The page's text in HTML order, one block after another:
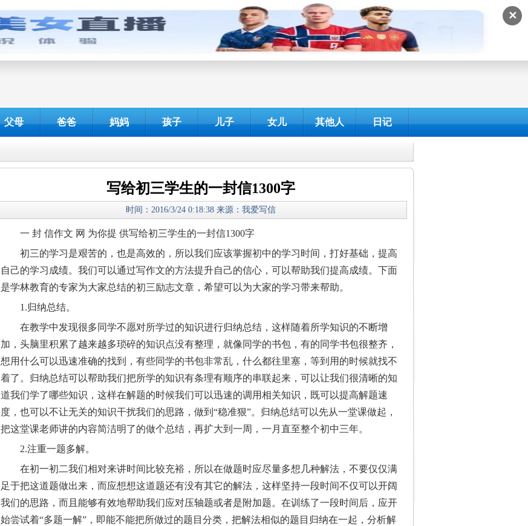
✕
父母 爸爸 妈妈 孩子 儿子 女儿 其他人 日记
写给初三学生的一封信1300字
时间：2016/3/24 0:18:38 来源：我爱写信
一 封 信作文 网 为你提 供写给初三学生的一封信1300字
初三的学习是艰苦的，也是高效的，所以我们应该掌握初中的学习时间，打好基础，提高
自己的学习成绩。我们可以通过写作文的方法提升自己的信心，可以帮助我们提高成绩。下面
是学林教育的专家为大家总结的初三励志文章，希望可以为大家的学习带来帮助。
1.归纳总结。
在教学中发现很多同学不愿对所学过的知识进行归纳总结，这样随着所学知识的不断增
加，头脑里积累了越来越多琐碎的知识点没有整理，就像同学的书包，有的同学书包很整齐，
想用什么可以迅速准确的找到，有些同学的书包非常乱，什么都往里塞，等到用的时候就找不
着了。归纳总结可以帮助我们把所学的知识有条理有顺序的串联起来，可以让我们很清晰的知
道我们学了哪些知识，这样在解题的时候我们可以迅速的调用相关知识，既可以提高解题速
度，也可以不让无关的知识干扰我们的思路，做到“稳准狠”。归纳总结可以先从一堂课做起，
把这堂课老师讲的内容简洁明了的做个总结，再扩大到一周，一月直至整个初中三年。
2.注重一题多解。
在初一初二我们相对来讲时间比较充裕，所以在做题时应尽量多想几种解法，不要仅仅满
足于把这道题做出来，而应想想这道题还有没有其它的解法，这样坚持一段时间不仅可以开阔
我们的思路，而且能够有效地帮助我们应对压轴题或者是附加题。在训练了一段时间后，应开
始尝试着“多题一解”，即能不能把所做过的题目分类，把解法相似的题目归纳在一起，分析解